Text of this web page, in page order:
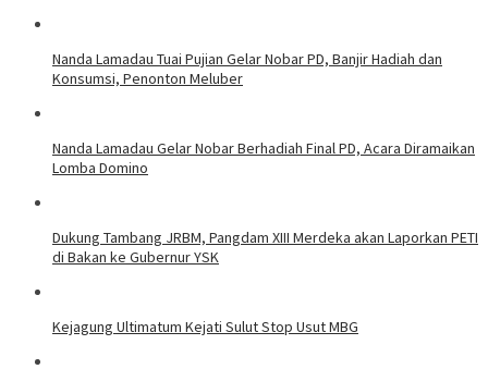
Nanda Lamadau Tuai Pujian Gelar Nobar PD, Banjir Hadiah dan
Konsumsi, Penonton Meluber
Nanda Lamadau Gelar Nobar Berhadiah Final PD, Acara Diramaikan
Lomba Domino
Dukung Tambang JRBM, Pangdam XIII Merdeka akan Laporkan PETI
di Bakan ke Gubernur YSK
Kejagung Ultimatum Kejati Sulut Stop Usut MBG